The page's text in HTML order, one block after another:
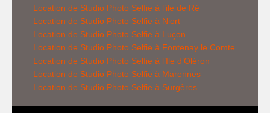
Location de Studio Photo Selfie à l’ile de Ré
Location de Studio Photo Selfie à Niort
Location de Studio Photo Selfie à Luçon
Location de Studio Photo Selfie à Fontenay le Comte
Location de Studio Photo Selfie à l’Ile d’Oléron
Location de Studio Photo Selfie à Marennes
Location de Studio Photo Selfie à Surgères